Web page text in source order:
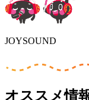
JOYSOUND
オススメ情